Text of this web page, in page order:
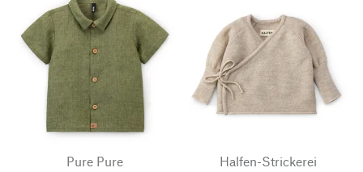
Pure Pure
Halfen-Strickerei